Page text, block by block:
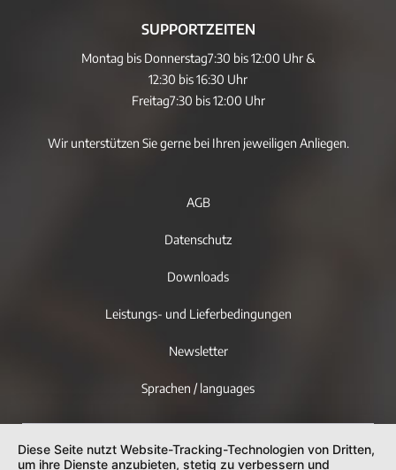
SUPPORTZEITEN
Montag bis Donnerstag7:30 bis 12:00 Uhr &
12:30 bis 16:30 Uhr
Freitag7:30 bis 12:00 Uhr
Wir unterstützen Sie gerne bei Ihren jeweiligen Anliegen.
AGB
Datenschutz
Downloads
Leistungs- und Lieferbedingungen
Newsletter
Sprachen / languages
Diese Seite nutzt Website-Tracking-Technologien von Dritten,
um ihre Dienste anzubieten, stetig zu verbessern und